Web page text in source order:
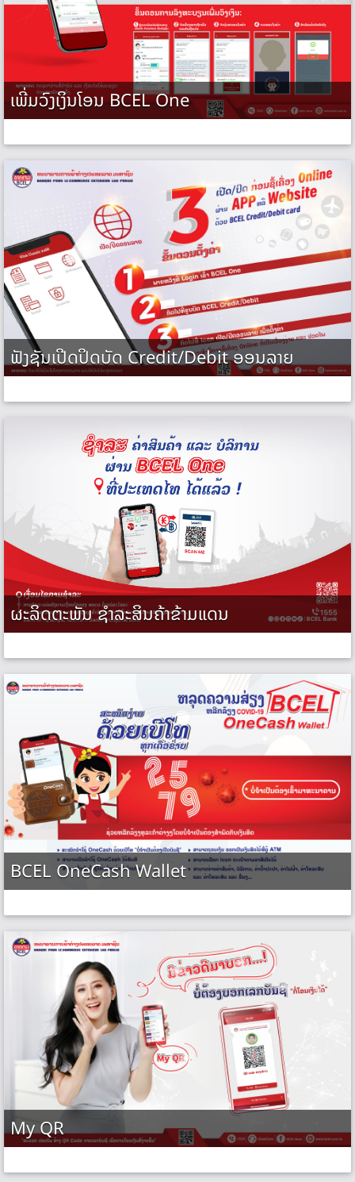
ເພີ່ມວົງເງິນໂອນ BCEL One
ຟັງຊັນເປີດປິດບັດ Credit/Debit ອອນລາຍ
ຜະລິດຕະພັນ ຊຳລະສິນຄ້າຂ້າມແດນ
BCEL OneCash Wallet
My QR